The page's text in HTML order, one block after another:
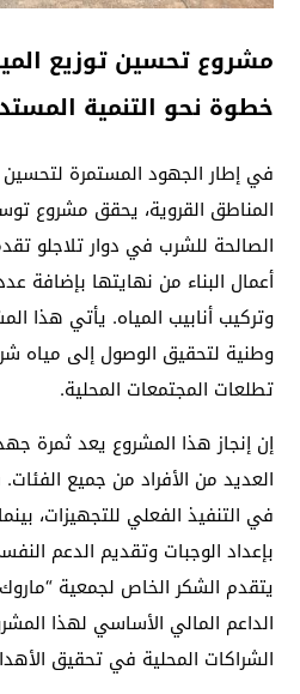
مشروع تحسين توزيع
خطوة نحو التنمية
في إطار الجهود المستمرة
المناطق القروية، يحقق مشروع
الصالحة للشرب في دوار تلاجلو
أعمال البناء من نهايتها بإضافة
وتركيب أنابيب المياه. يأتي هذا
وطنية لتحقيق الوصول إلى مياه
تطلعات المجتمعات المحلية.
إن إنجاز هذا المشروع يعد ثمرة
العديد من الأفراد من جميع
في التنفيذ الفعلي للتجهيزات،
بإعداد الوجبات وتقديم الدعم
يتقدم الشكر الخاص لجمعية
الداعم المالي الأساسي لهذا
الشراكات المحلية في تحقيق